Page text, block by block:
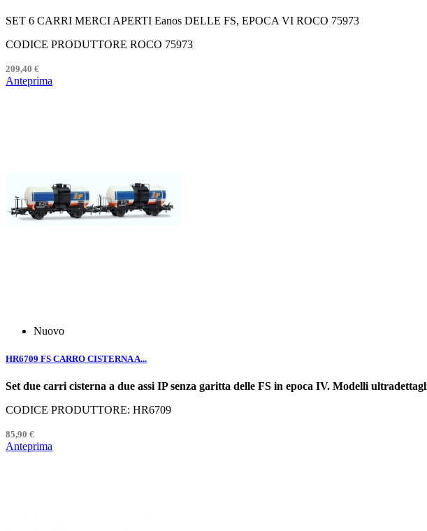
SET 6 CARRI MERCI APERTI Eanos DELLE FS, EPOCA VI ROCO 75973
CODICE PRODUTTORE ROCO 75973
209,40 €
Anteprima
Nuovo
HR6709 FS CARRO CISTERNA A...
Set due carri cisterna a due assi IP senza garitta delle FS in epoca IV. Modelli
CODICE PRODUTTORE: HR6709
85,90 €
Anteprima